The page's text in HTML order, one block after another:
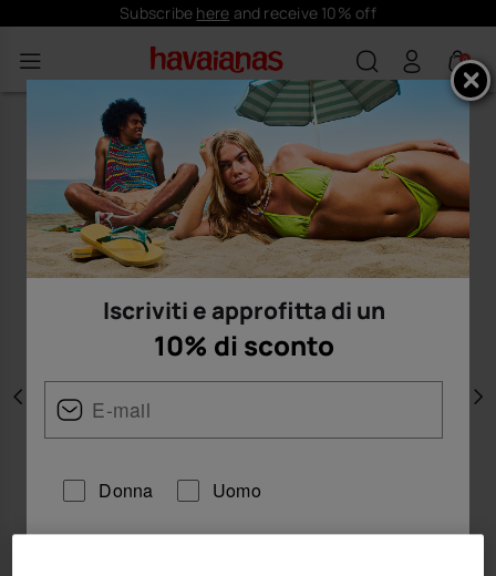
Subscribe here and receive 10% off
0
Precedente
Iscriviti e approfitta di un
10% di sconto
Donna Uomo